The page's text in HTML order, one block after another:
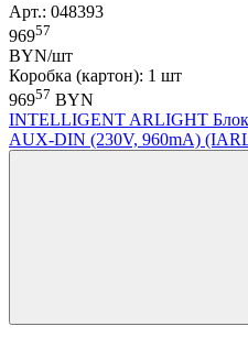
Арт.: 048393
96957
BYN/шт
Коробка (картон): 1 шт
96957 BYN
INTELLIGENT ARLIGHT
AUX-DIN (230V, 960mA)